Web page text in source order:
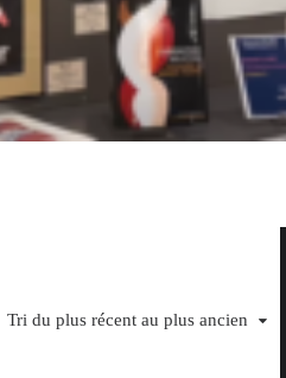
Tri du plus récent au plus ancien
du plus récent au plus ancien